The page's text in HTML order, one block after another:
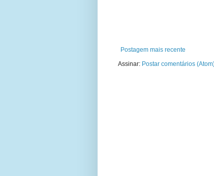
Postagem mais recente
Assinar: Postar comentários